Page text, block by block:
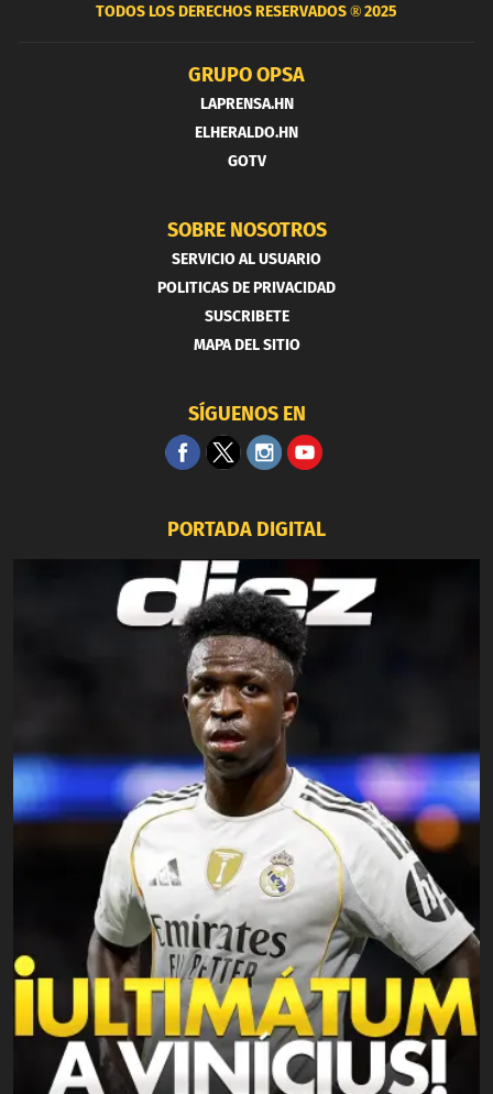
TODOS LOS DERECHOS RESERVADOS ®2025
GRUPO OPSA
LAPRENSA.HN
ELHERALDO.HN
GOTV
SOBRE NOSOTROS
SERVICIO AL USUARIO
POLITICAS DE PRIVACIDAD
SUSCRIBETE
MAPA DEL SITIO
SÍGUENOS EN
PORTADA DIGITAL